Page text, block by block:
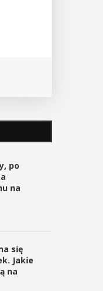
po
na
się
Jakie
na